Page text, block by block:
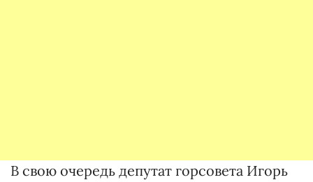
В свою очередь депутат горсовета Игорь